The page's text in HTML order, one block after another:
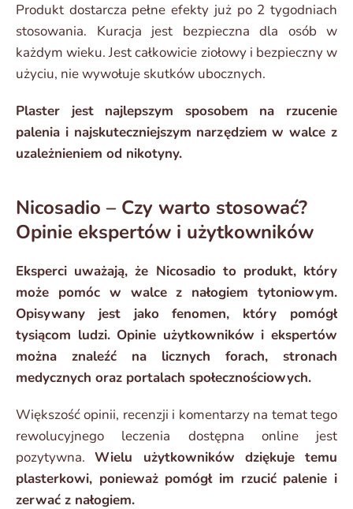
Produkt dostarcza pełne efekty już po 2 tygodniach
stosowania. Kuracja jest bezpieczna dla osób w
każdym wieku. Jest całkowicie ziołowy i bezpieczny w
użyciu, nie wywołuje skutków ubocznych.
Plaster jest najlepszym sposobem na rzucenie
palenia i najskuteczniejszym narzędziem w walce z
uzależnieniem od nikotyny.
Nicosadio – Czy warto stosować?
Opinie ekspertów i użytkowników
Eksperci uważają, że Nicosadio to produkt, który
może pomóc w walce z nałogiem tytoniowym.
Opisywany jest jako fenomen, który pomógł
tysiącom ludzi. Opinie użytkowników i ekspertów
można znaleźć na licznych forach, stronach
medycznych oraz portalach społecznościowych.
Większość opinii, recenzji i komentarzy na temat tego
rewolucyjnego leczenia dostępna online jest
pozytywna.Wielu użytkowników dziękuje temu
plasterkowi, ponieważ pomógł im rzucić palenie i
zerwać z nałogiem.